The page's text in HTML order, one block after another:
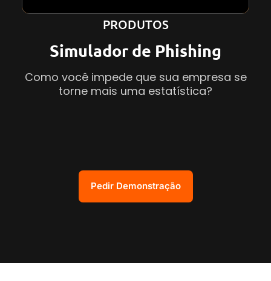
PRODUTOS
Simulador de Phishing
Como você impede que sua empresa se
torne mais uma estatística?
Pedir Demonstração